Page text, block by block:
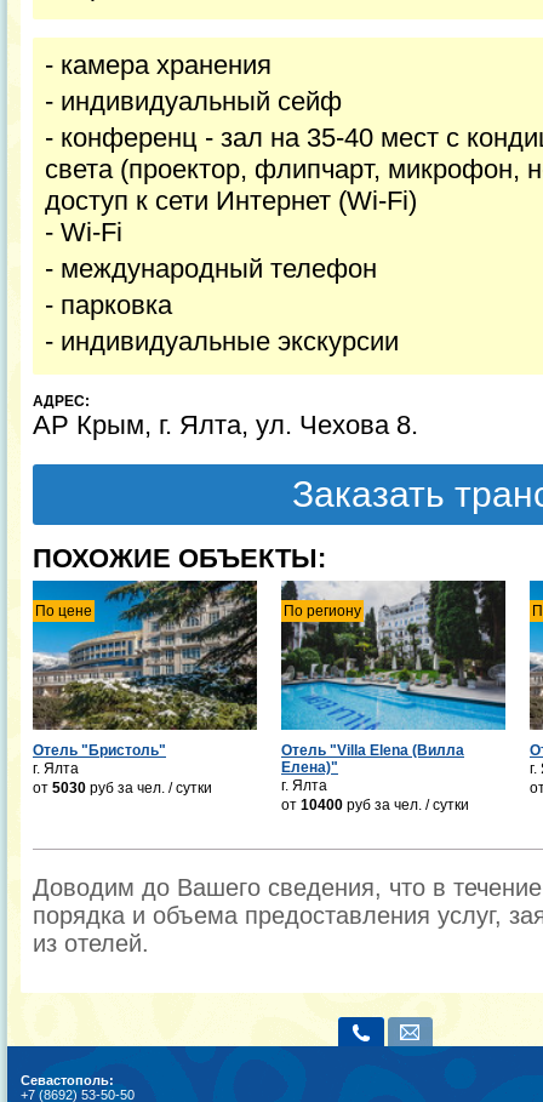
- камера хранения
- индивидуальный сейф
- конференц - зал на 35-40 мест с
света (проектор, флипчарт, микрофон,
доступ к сети Интернет (Wi-Fi)
- Wi-Fi
- международный телефон
- парковка
- индивидуальные экскурсии
АДРЕС:
АР Крым, г. Ялта, ул. Чехова 8.
Заказать
ПОХОЖИЕ ОБЪЕКТЫ:
По цене
Отель "Бристоль"
г. Ялта
от 5030 руб за чел. / сутки
По региону
Отель "Villa Elena (Вилла
Елена)"
г. Ялта
от 10400 руб за чел. / сутки
Доводим до Вашего сведения, что в
порядка и объема предоставления услуг,
из отелей.
Севастополь:
+7 (8692) 53-50-50